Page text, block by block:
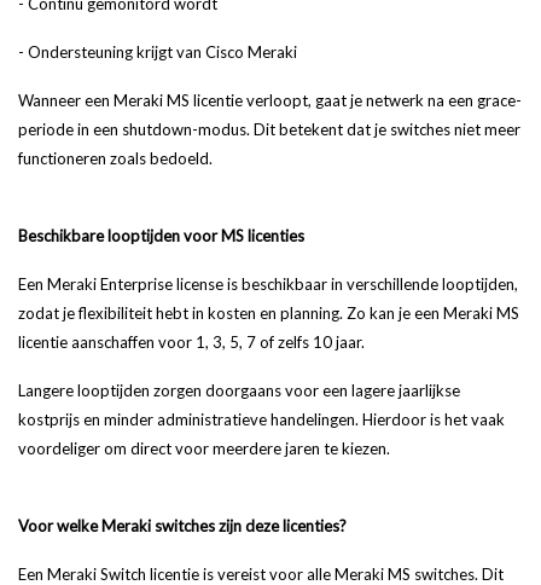
- Ondersteuning krijgt van Cisco Meraki
Wanneer een Meraki MS licentie verloopt, gaat je netwerk na een grace-
periode in een shutdown-modus. Dit betekent dat je switches niet meer
functioneren zoals bedoeld.
Beschikbare looptijden voor MS licenties
Een Meraki Enterprise license is beschikbaar in verschillende looptijden,
zodat je flexibiliteit hebt in kosten en planning. Zo kan je een Meraki MS
licentie aanschaffen voor 1, 3, 5, 7 of zelfs 10 jaar.
Langere looptijden zorgen doorgaans voor een lagere jaarlijkse
kostprijs en minder administratieve handelingen. Hierdoor is het vaak
voordeliger om direct voor meerdere jaren te kiezen.
Voor welke Meraki switches zijn deze licenties?
Een Meraki Switch licentie is vereist voor alle Meraki MS switches. Dit